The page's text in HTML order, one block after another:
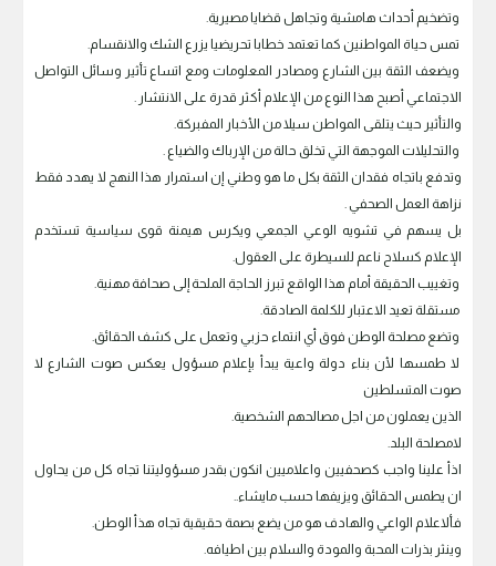
وتضخيم أحداث هامشية وتجاهل قضايا مصيرية.
تمس حياة المواطنين كما تعتمد خطابا تحريضيا يزرع الشك والانقسام.
ويضعف الثقة بين الشارع ومصادر المعلومات ومع اتساع تأثير وسائل التواصل
الاجتماعي أصبح هذا النوع من الإعلام أكثر قدرة على الانتشار .
والتأثير حيث يتلقى المواطن سيلا من الأخبار المفبركة.
والتحليلات الموجهة التي تخلق حالة من الإرباك والضياع .
وتدفع باتجاه فقدان الثقة بكل ما هو وطني إن استمرار هذا النهج لا يهدد فقط
نزاهة العمل الصحفي .
بل يسهم في تشويه الوعي الجمعي ويكرس هيمنة قوى سياسية تستخدم
الإعلام كسلاح ناعم للسيطرة على العقول.
وتغييب الحقيقة أمام هذا الواقع تبرز الحاجة الملحة إلى صحافة مهنية.
مستقلة تعيد الاعتبار للكلمة الصادقة.
وتضع مصلحة الوطن فوق أي انتماء حزبي وتعمل على كشف الحقائق.
لا طمسها لأن بناء دولة واعية يبدأ بإعلام مسؤول يعكس صوت الشارع لا
صوت المتسلطين
الذين يعملون من اجل مصالحهم الشخصية.
لامصلحة البلد.
اذأ علينا واجب كصحفيين واعلاميين انكون بقدر مسؤوليتنا تجاه كل من يحاول
ان يطمس الحقائق ويزيفها حسب مايشاء..
فألاعلام الواعي والهادف هو من يضع بصمة حقيقية تجاه هذأ الوطن.
وينثر بذرات المحبة والمودة والسلام بين اطيافه.